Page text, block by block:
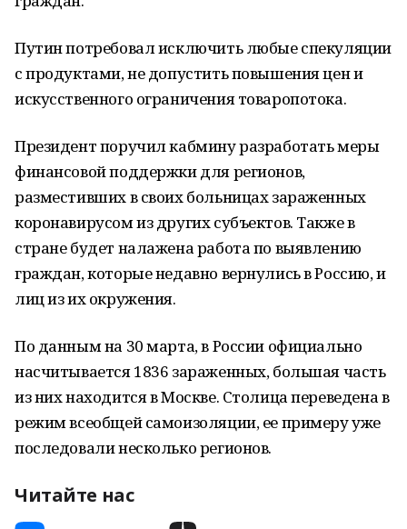
Путин потребовал исключить любые спекуляции
с продуктами, не допустить повышения цен и
искусственного ограничения товаропотока.
Президент поручил кабмину разработать меры
финансовой поддержки для регионов,
разместивших в своих больницах зараженных
коронавирусом из других субъектов. Также в
стране будет налажена работа по выявлению
граждан, которые недавно вернулись в Россию, и
лиц из их окружения.
По данным на 30 марта, в России официально
насчитывается 1836 зараженных, большая часть
из них находится в Москве. Столица переведена в
режим всеобщей самоизоляции, ее примеру уже
последовали несколько регионов.
Читайте нас